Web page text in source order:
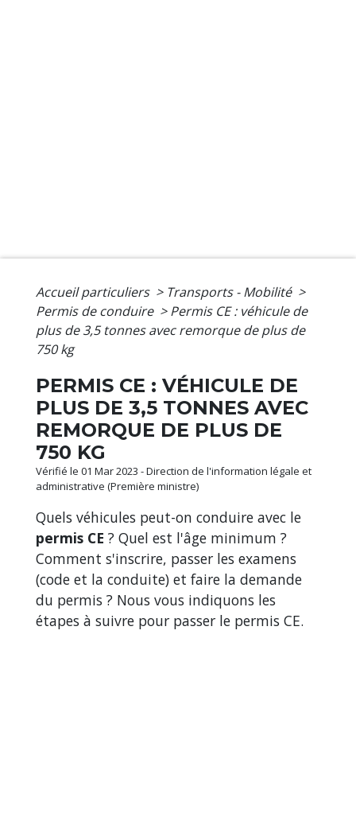
Accueil particuliers > Transports - Mobilité >
Permis de conduire > Permis CE : véhicule de
plus de 3,5 tonnes avec remorque de plus de
750 kg
PERMIS CE : VÉHICULE DE
PLUS DE 3,5 TONNES AVEC
REMORQUE DE PLUS DE
750 KG
Vérifié le 01 Mar 2023 - Direction de l'information légale et
administrative (Première ministre)
Quels véhicules peut-on conduire avec le
permis CE ? Quel est l'âge minimum ?
Comment s'inscrire, passer les examens
(code et la conduite) et faire la demande
du permis ? Nous vous indiquons les
étapes à suivre pour passer le permis CE.